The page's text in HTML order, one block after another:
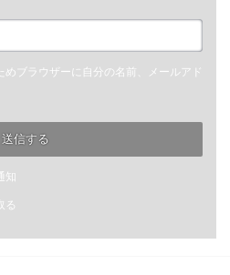
ブラウザーに自分の名前、メールアド
知
る